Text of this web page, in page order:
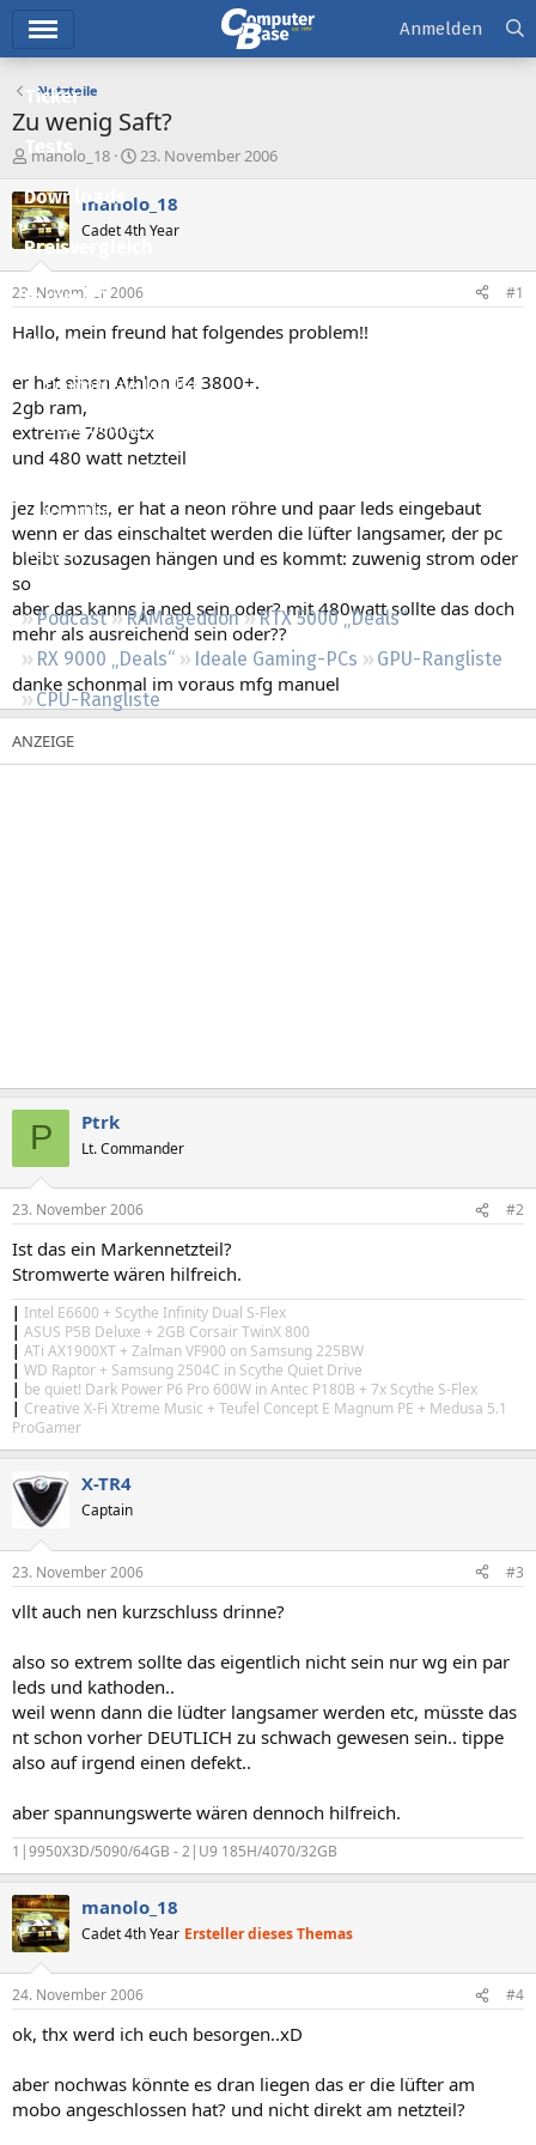
Ticker
Downloads
Preisvergleich
Forum
Aktuelles
Empfohlene Inhalte
Neue Beiträge
Neueste Aktivitäten
Leserartikel
Regeln
Podcast RAMageddon
RTX 5000 „Deals“
RX 9000 „Deals“
Ideale Gaming-PCs
GPU-Rangliste
CPU-Rangliste
Anmelden
Netzteile
Zu wenig Saft?
E
s
t
e
e
r
manolo_18
E
s
t
e
l
t
a
23. November 2006
manolo_18
Cadet 4th Year
23. November 2006 #1
Hallo, mein freund hat folgendes problem!!
er hat einen Athlon 64 3800+.
2gb ram,
extreme 7800gtx
und 480 watt netzteil
jez kommts, er hat a neon röhre und paar leds eingebaut
wenn er das einschaltet werden die lüfter langsamer, der pc
bleibt sozusagen hängen und es kommt: zuwenig strom oder
so
aber das kanns ja ned sein oder? mit 480watt sollte das doch
mehr als ausreichend sein oder??
danke schonmal im voraus mfg manuel
P Ptrk
Lt. Commander
23. November 2006 #2
Ist das ein Markennetzteil?
Stromwerte wären hilfreich.
| Intel E6600 + Scythe Infinity Dual S-Flex
| ASUS P5B Deluxe + 2GB Corsair TwinX 800
| ATi AX1900XT + Zalman VF900 on Samsung 225BW
| WD Raptor + Samsung 2504C in Scythe Quiet Drive
| be quiet! Dark Power P6 Pro 600W in Antec P180B + 7x Scythe S-Flex
| Creative X-Fi Xtreme Music + Teufel Concept E Magnum PE + Medusa 5.1
ProGamer
X-TR4
Captain
23. November 2006 #3
vllt auch nen kurzschluss drinne?
also so extrem sollte das eigentlich nicht sein nur wg ein par
leds und kathoden..
weil wenn dann die lüdter langsamer werden etc, müsste das
nt schon vorher DEUTLICH zu schwach gewesen sein.. tippe
also auf irgend einen defekt..
aber spannungswerte wären dennoch hilfreich.
1|9950X3D/5090/64GB - 2|U9 185H/4070/32GB
manolo_18
Cadet 4th Year Ersteller dieses Themas
24. November 2006 #4
ok, thx werd ich euch besorgen..xD
aber nochwas könnte es dran liegen das er die lüfter am
mobo angeschlossen hat? und nicht direkt am netzteil?